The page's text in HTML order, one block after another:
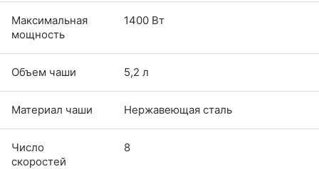
Максимальная
мощность
1400 Вт
Объем чаши 5,2 л
Материал чаши Нержавеющая сталь
Число
скоростей
8